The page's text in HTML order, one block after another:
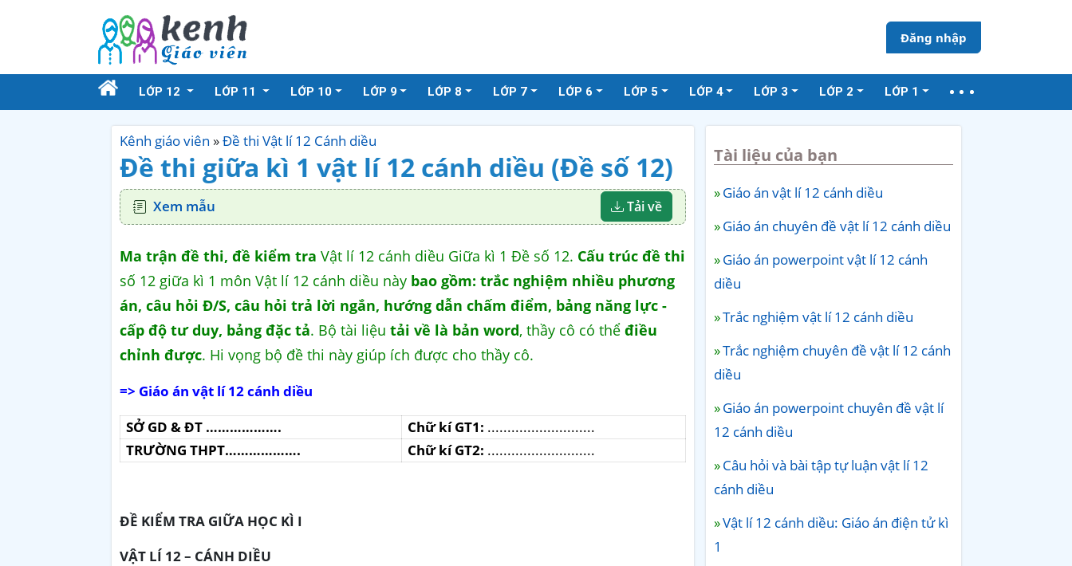
Đăng nhập
LỚP 12 LỚP 11 LỚP 10 LỚP 9 LỚP 8 LỚP 7 LỚP 6 LỚP 5 LỚP 4 LỚP 3 LỚP 2 LỚP 1
Kênh giáo viên »Đề thi Vật lí 12 Cánh diều
Đề thi giữa kì 1 vật lí 12 cánh diều (Đề số 12)
Xem mẫu Tải về
Ma trận đề thi, đề kiểm tra Vật lí 12 cánh diều Giữa kì 1 Đề số 12. Cấu trúc đề thi
số 12 giữa kì 1 môn Vật lí 12 cánh diều này bao gồm: trắc nghiệm nhiều phương
án, câu hỏi Đ/S, câu hỏi trả lời ngắn, hướng dẫn chấm điểm, bảng năng lực -
cấp độ tư duy, bảng đặc tả. Bộ tài liệu tải về là bản word, thầy cô có thể điều
chỉnh được. Hi vọng bộ đề thi này giúp ích được cho thầy cô.
=> Giáo án vật lí 12 cánh diều
SỞ GD & ĐT ……………….
Chữ kí GT1: ...........................
TRƯỜNG THPT……………….
Chữ kí GT2: ...........................
ĐỀ KIỂM TRA GIỮA HỌC KÌ I
VẬT LÍ 12 – CÁNH DIỀU
Tài liệu của bạn
Giáo án vật lí 12 cánh diều
Giáo án chuyên đề vật lí 12 cánh diều
Giáo án powerpoint vật lí 12 cánh
diều
Trắc nghiệm vật lí 12 cánh diều
Trắc nghiệm chuyên đề vật lí 12 cánh
diều
Giáo án powerpoint chuyên đề vật lí
12 cánh diều
Câu hỏi và bài tập tự luận vật lí 12
cánh diều
Vật lí 12 cánh diều: Giáo án điện tử kì
1